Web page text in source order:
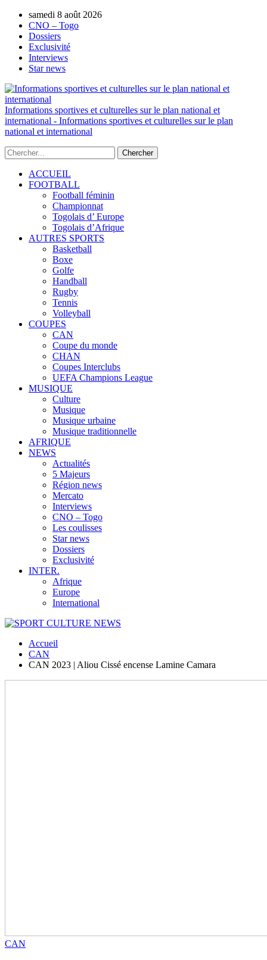
samedi 8 août 2026
CNO – Togo
Dossiers
Exclusivité
Interviews
Star news
Informations sportives et culturelles sur le plan national et
international - Informations sportives et culturelles sur le plan
national et international
ACCUEIL
FOOTBALL
Football féminin
Championnat
Togolais d’ Europe
Togolais d’Afrique
AUTRES SPORTS
Basketball
Boxe
Golfe
Handball
Rugby
Tennis
Volleyball
COUPES
CAN
Coupe du monde
CHAN
Coupes Interclubs
UEFA Champions League
MUSIQUE
Culture
Musique
Musique urbaine
Musique traditionnelle
AFRIQUE
NEWS
Actualités
5 Majeurs
Région news
Mercato
Interviews
CNO – Togo
Les coulisses
Star news
Dossiers
Exclusivité
INTER.
Afrique
Europe
International
Accueil
CAN
CAN 2023 | Aliou Cissé encense Lamine Camara
CAN
AUTORISATION DE LA HAAC N°0134/